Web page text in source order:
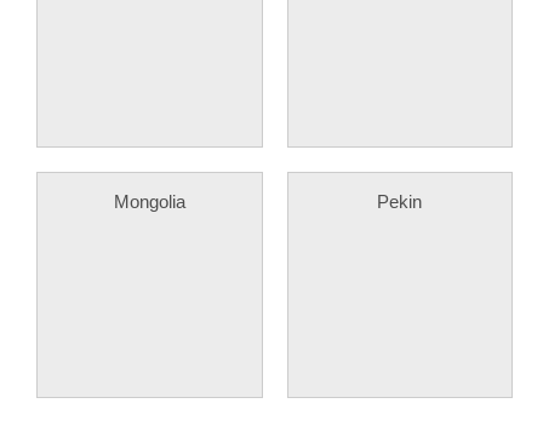
Mongolia Pekin